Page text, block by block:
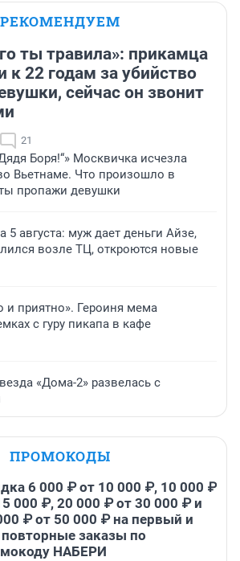
РЕКОМЕНДУЕМ
ты травила»: прикамца
к 22 годам за убийство
сейчас он звонит
21
Боря!“» Москвичка исчезла
Вьетнаме. Что произошло в
пропажи девушки
августа: муж дает деньги Айзе,
возле ТЦ, откроются новые
и приятно». Героиня мема
с гуру пикапа в кафе
«Дома-2» развелась с
ПРОМОКОДЫ
6 000 ₽ от 10 000 ₽, 10 000 ₽
000 ₽, 20 000 ₽ от 30 000 ₽ и
₽ от 50 000 ₽ на первый и
повторные заказы по
НАБЕРИ